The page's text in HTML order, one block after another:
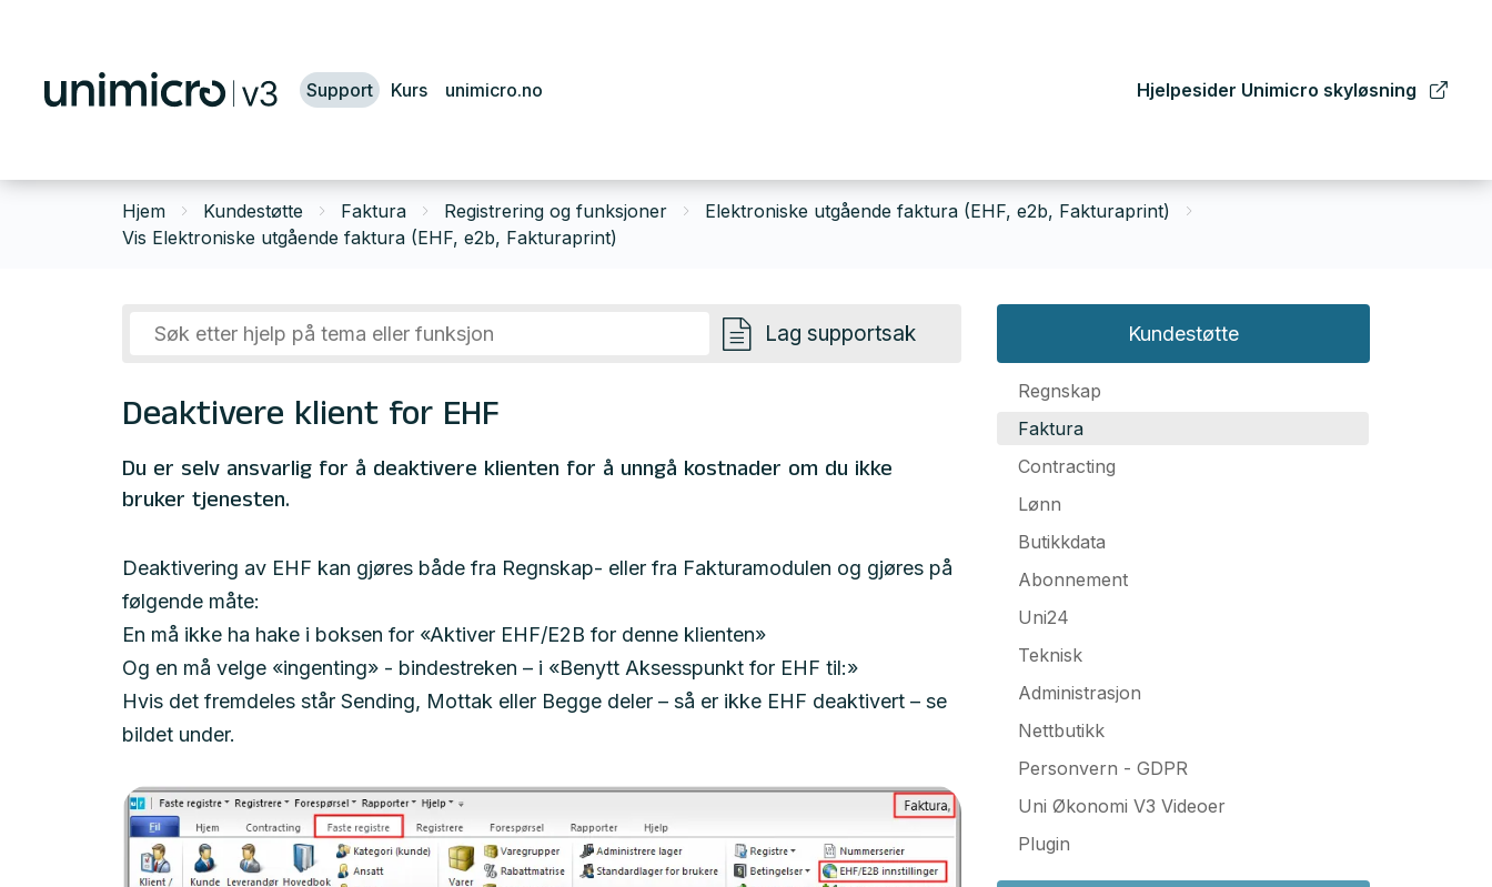
Support Kurs unimicro.no Hjelpesider Unimicro skyløsning
Hjem Kundestøtte Faktura Registrering og funksjoner
Elektroniske utgående faktura (EHF, e2b, Fakturaprint)
Vis Elektroniske utgående faktura (EHF, e2b, Fakturaprint)
Kundestøtte
Regnskap
Faktura
Contracting
Lønn
Butikkdata
Abonnement
Uni24
Teknisk
Administrasjon
Nettbutikk
Personvern - GDPR
Uni Økonomi V3 Videoer
Plugin
Lag supportsak
Deaktivere klient for EHF
Du er selv ansvarlig for å deaktivere klienten for å unngå kostnader om du ikke
bruker tjenesten.
Deaktivering av EHF kan gjøres både fra Regnskap- eller fra Fakturamodulen og gjøres på
følgende måte:
En må ikke ha hake i boksen for «Aktiver EHF/E2B for denne klienten»
Og en må velge «ingenting» - bindestreken – i «Benytt Aksesspunkt for EHF til:»
Hvis det fremdeles står Sending, Mottak eller Begge deler – så er ikke EHF deaktivert – se
bildet under.